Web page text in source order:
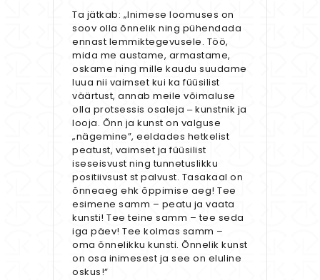
Ta jätkab: „Inimese loomuses on
soov olla õnnelik ning pühendada
ennast lemmiktegevusele. Töö,
mida me austame, armastame,
oskame ning mille kaudu suudame
luua nii vaimset kui ka füüsilist
väärtust, annab meile võimaluse
olla protsessis osaleja ‒ kunstnik ja
looja. Õnn ja kunst on valguse
„nägemine”, eeldades hetkelist
peatust, vaimset ja füüsilist
iseseisvust ning tunnetuslikku
positiivsust st palvust. Tasakaal on
õnneaeg ehk õppimise aeg! Tee
esimene samm – peatu ja vaata
kunsti! Tee teine samm – tee seda
iga päev! Tee kolmas samm –
oma õnnelikku kunsti. Õnnelik kunst
on osa inimesest ja see on eluline
oskus!“